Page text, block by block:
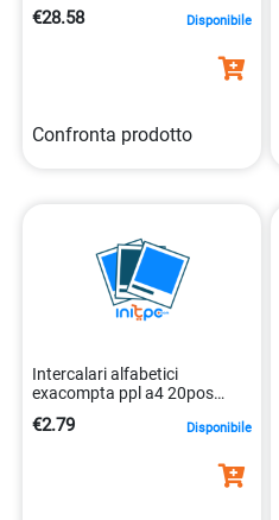
€28.58 Disponibile
Confronta prodotto
Intercalari alfabetici
exacompta ppl a4 20pos
€2.79 Disponibile